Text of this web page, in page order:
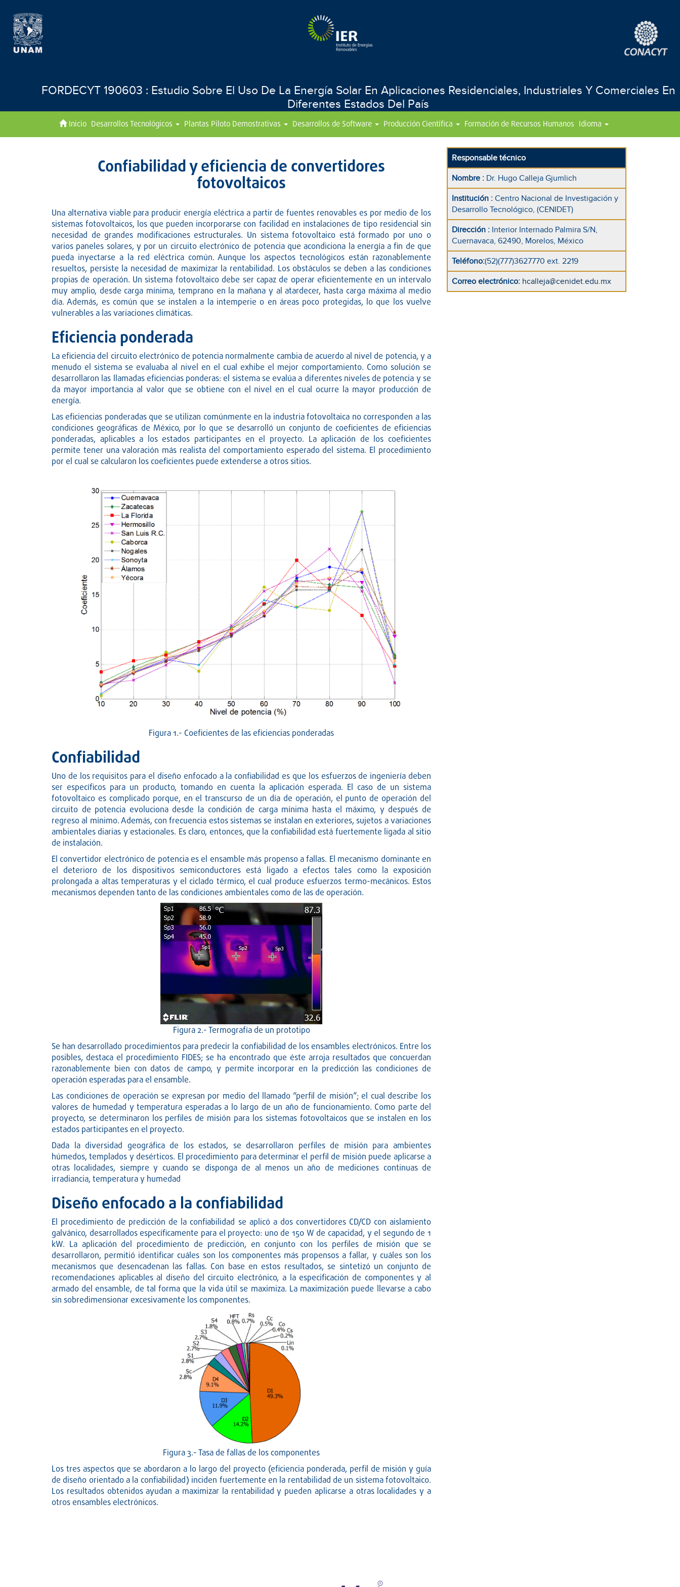
FORDECYT 190603 : Estudio Sobre El Uso De La Energía Solar En Aplicaciones Residenciales, Industriales Y Comerciales En
Diferentes Estados Del País
Inicio Desarrollos Tecnológicos Plantas Piloto Demostrativas Desarrollos de Software Producción Científica Formación de Recursos Humanos Idioma
Confiabilidad y eficiencia de convertidores
fotovoltaicos
Una alternativa viable para producir energía eléctrica a partir de fuentes renovables es por medio de los
sistemas fotovoltaicos, los que pueden incorporarse con facilidad en instalaciones de tipo residencial sin
necesidad de grandes modificaciones estructurales. Un sistema fotovoltaico está formado por uno o
varios paneles solares, y por un circuito electrónico de potencia que acondiciona la energía a fin de que
pueda inyectarse a la red eléctrica común. Aunque los aspectos tecnológicos están razonablemente
resueltos, persiste la necesidad de maximizar la rentabilidad. Los obstáculos se deben a las condiciones
propias de operación. Un sistema fotovoltaico debe ser capaz de operar eficientemente en un intervalo
muy amplio, desde carga mínima, temprano en la mañana y al atardecer, hasta carga máxima al medio
día. Además, es común que se instalen a la intemperie o en áreas poco protegidas, lo que los vuelve
vulnerables a las variaciones climáticas.
Eficiencia ponderada
La eficiencia del circuito electrónico de potencia normalmente cambia de acuerdo al nivel de potencia, y a
menudo el sistema se evaluaba al nivel en el cual exhibe el mejor comportamiento. Como solución se
desarrollaron las llamadas eficiencias ponderas: el sistema se evalúa a diferentes niveles de potencia y se
da mayor importancia al valor que se obtiene con el nivel en el cual ocurre la mayor producción de
energía.
Las eficiencias ponderadas que se utilizan comúnmente en la industria fotovoltaica no corresponden a las
condiciones geográficas de México, por lo que se desarrolló un conjunto de coeficientes de eficiencias
ponderadas, aplicables a los estados participantes en el proyecto. La aplicación de los coeficientes
permite tener una valoración más realista del comportamiento esperado del sistema. El procedimiento
por el cual se calcularon los coeficientes puede extenderse a otros sitios.
Figura 1.- Coeficientes de las eficiencias ponderadas
Confiabilidad
Uno de los requisitos para el diseño enfocado a la confiabilidad es que los esfuerzos de ingeniería deben
ser específicos para un producto, tomando en cuenta la aplicación esperada. El caso de un sistema
fotovoltaico es complicado porque, en el transcurso de un día de operación, el punto de operación del
circuito de potencia evoluciona desde la condición de carga mínima hasta el máximo, y después de
regreso al mínimo. Además, con frecuencia estos sistemas se instalan en exteriores, sujetos a variaciones
ambientales diarias y estacionales. Es claro, entonces, que la confiabilidad está fuertemente ligada al sitio
de instalación.
El convertidor electrónico de potencia es el ensamble más propenso a fallas. El mecanismo dominante en
el deterioro de los dispositivos semiconductores está ligado a efectos tales como la exposición
prolongada a altas temperaturas y el ciclado térmico, el cual produce esfuerzos termo-mecánicos. Estos
mecanismos dependen tanto de las condiciones ambientales como de las de operación.
Figura 2.- Termografía de un prototipo
Se han desarrollado procedimientos para predecir la confiabilidad de los ensambles electrónicos. Entre los
posibles, destaca el procedimiento FIDES; se ha encontrado que éste arroja resultados que concuerdan
razonablemente bien con datos de campo, y permite incorporar en la predicción las condiciones de
operación esperadas para el ensamble.
Las condiciones de operación se expresan por medio del llamado “perfil de misión”; el cual describe los
valores de humedad y temperatura esperadas a lo largo de un año de funcionamiento. Como parte del
proyecto, se determinaron los perfiles de misión para los sistemas fotovoltaicos que se instalen en los
estados participantes en el proyecto.
Dada la diversidad geográfica de los estados, se desarrollaron perfiles de misión para ambientes
húmedos, templados y desérticos. El procedimiento para determinar el perfil de misión puede aplicarse a
otras localidades, siempre y cuando se disponga de al menos un año de mediciones continuas de
irradiancia, temperatura y humedad
Diseño enfocado a la confiabilidad
El procedimiento de predicción de la confiabilidad se aplicó a dos convertidores CD/CD con aislamiento
galvánico, desarrollados específicamente para el proyecto: uno de 150 W de capacidad, y el segundo de 1
kW. La aplicación del procedimiento de predicción, en conjunto con los perfiles de misión que se
desarrollaron, permitió identificar cuáles son los componentes más propensos a fallar, y cuáles son los
mecanismos que desencadenan las fallas. Con base en estos resultados, se sintetizó un conjunto de
recomendaciones aplicables al diseño del circuito electrónico, a la especificación de componentes y al
armado del ensamble, de tal forma que la vida útil se maximiza. La maximización puede llevarse a cabo
sin sobredimensionar excesivamente los componentes.
Figura 3.- Tasa de fallas de los componentes
Los tres aspectos que se abordaron a lo largo del proyecto (eficiencia ponderada, perfil de misión y guía
de diseño orientado a la confiabilidad) inciden fuertemente en la rentabilidad de un sistema fotovoltaico.
Los resultados obtenidos ayudan a maximizar la rentabilidad y pueden aplicarse a otras localidades y a
otros ensambles electrónicos.
Responsable técnico
Nombre:Dr. Hugo Calleja Gjumlich
Institución:Centro Nacional de Investigación y
Desarrollo Tecnológico, (CENIDET)
Dirección:Interior Internado Palmira S/N,
Cuernavaca, 62490, Morelos, México
Teléfono:(52)(777)3627770 ext. 2219
Correo electrónico:hcalleja@cenidet.edu.mx